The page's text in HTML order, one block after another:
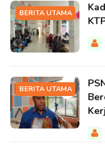
BERITA UTAMA
BERITA UTAMA